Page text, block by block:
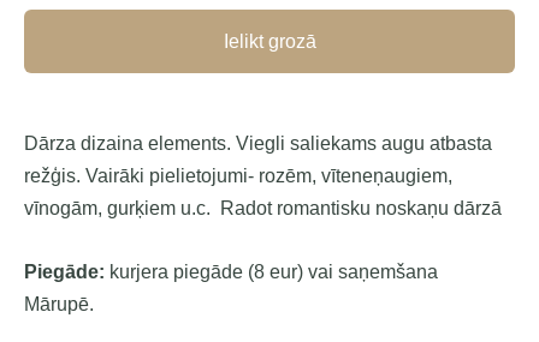
Ielikt grozā
Dārza dizaina elements. Viegli saliekams augu atbasta
režģis. Vairāki pielietojumi- rozēm, vīteneņaugiem,
vīnogām, gurķiem u.c. Radot romantisku noskaņu dārzā
Piegāde: kurjera piegāde (8 eur) vai saņemšana
Mārupē.